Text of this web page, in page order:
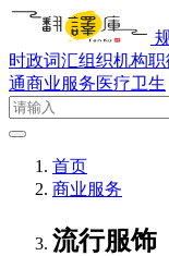
时政词汇组织机构职
通商业服务医疗卫生
首页
商业服务
流行服饰